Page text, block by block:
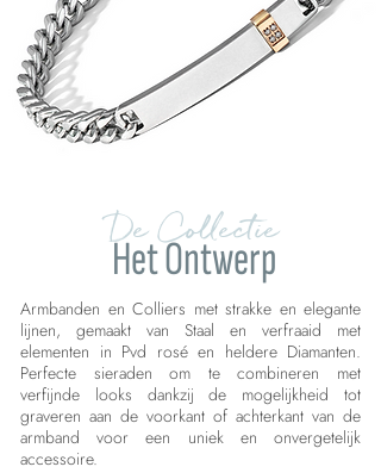
De Collectie
Het Ontwerp
Armbanden en Colliers met strakke en elegante
lijnen, gemaakt van Staal en verfraaid met
elementen in Pvd rosé en heldere Diamanten.
Perfecte sieraden om te combineren met
verfijnde looks dankzij de mogelijkheid tot
graveren aan de voorkant of achterkant van de
armband voor een uniek en onvergetelijk
accessoire.